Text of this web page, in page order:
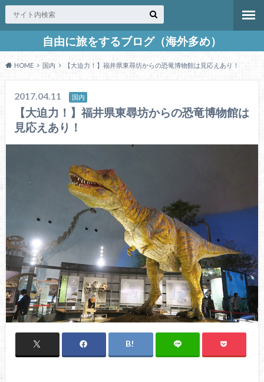
自由に旅をするブログ（海外多め）
HOME 国内 【大迫力！】福井県東尋坊からの恐竜博物館は見応えあり！
2017.04.11 国内
【大迫力！】福井県東尋坊からの恐竜博物館は
見応えあり！